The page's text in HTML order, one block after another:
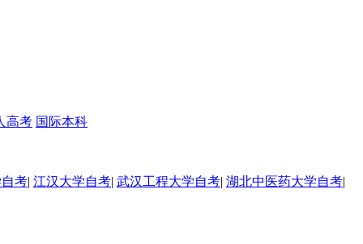
高考 国际本科
考| 江汉大学自考| 武汉工程大学自考| 湖北中医药大学自考|